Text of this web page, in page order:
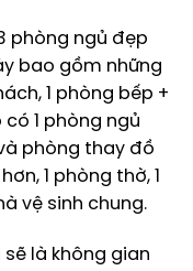
phòng ngủ đẹp
bao gồm những
1 phòng bếp +
1 phòng ngủ
phòng thay đồ
1 phòng thờ, 1
vệ sinh chung.
là không gian